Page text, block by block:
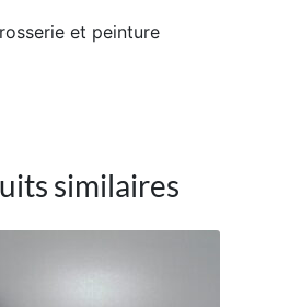
et peinture
similaires